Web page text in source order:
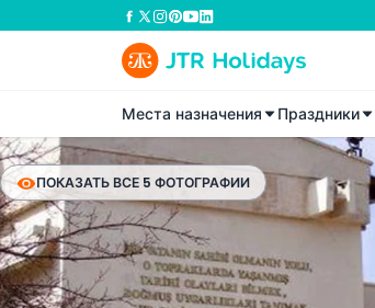
Места назначения Праздники
ПОКАЗАТЬ ВСЕ 5 ФОТОГРАФИИ